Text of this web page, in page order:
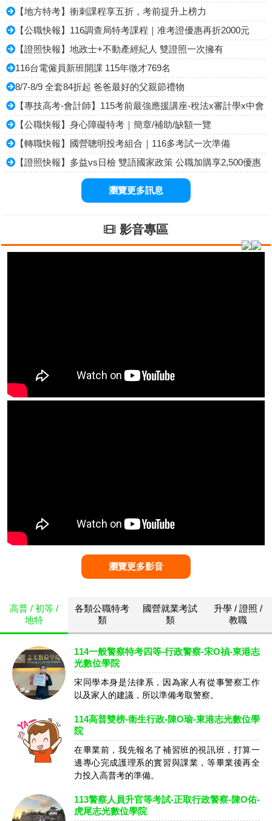
【地方特考】衝刺課程享五折，考前提升上榜力
【公職快報】116調查局特考課程｜准考證優惠再折2000元
【證照快報】地政士+不動產經紀人 雙證照一次擁有
116台電僱員新班開課 115年徵才769名
8/7-8/9 全套84折起 爸爸最好的父親節禮物
【專技高考-會計師】115考前最強應援講座-稅法x審計學x中會
【公職快報】身心障礙特考｜簡章/補助/缺額一覽
【轉職快報】國營聰明投考組合｜116多考試一次準備
【證照快報】多益vs日檢 雙語國家政策 公職加購享2,500優惠
瀏覽更多訊息
影音專區
瀏覽更多影音
高普 / 初等 /
地特
各類公職特考
類
國營就業考試
類
升學 / 證照 /
教職
114一般警察特考四等-行政警察-宋O禎-東港志
光數位學院
宋同學本身是法律系，因為家人有從事警察工作
以及家人的建議，所以準備考取警察。
114高普雙榜-衛生行政-陳O瑜-東港志光數位學
院
在畢業前，我先報名了補習班的視訊班，打算一
邊專心完成護理系的實習與課業，等畢業後再全
力投入高普考的準備。
113警察人員升官等考試-正取行政警察-陳O佑-
虎尾志光數位學院